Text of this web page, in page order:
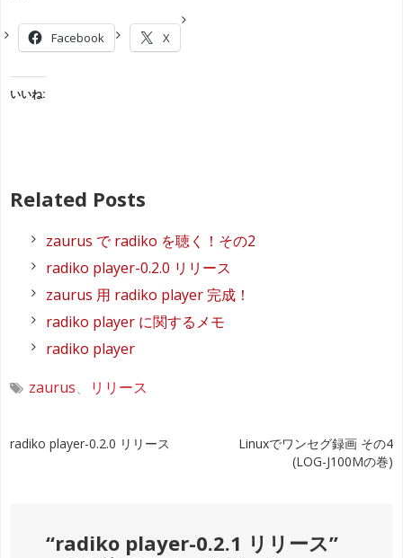
Facebook X
いいね:
Related Posts
zaurus で radiko を聴く！その2
radiko player-0.2.0 リリース
zaurus 用 radiko player 完成！
radiko player に関するメモ
radiko player
zaurus、 リリース
投
radiko player-0.2.0 リリース
Linuxでワンセグ録画 その4
(LOG-J100Mの巻)
“radiko player-0.2.1 リリース”